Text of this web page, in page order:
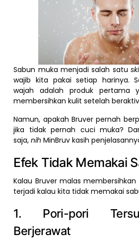
Sabun muka menjadi salah satu
wajib kita pakai setiap harinya.
wajah adalah produk pertama
membersihkan kulit setelah
Namun, apakah Bruver pernah
jika tidak pernah cuci muka?
saja,nihMinBruv kasih
Efek Tidak Memakai
Kalau Bruver malas
terjadi kalau kita tidak memakai
1. Pori-pori
Berjerawat